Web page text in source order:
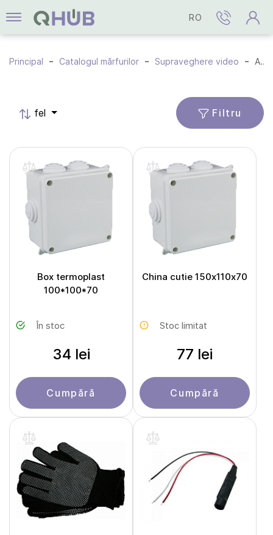
RO
Principal Catalogul mărfurilor Supraveghere video Accesorii
fel Filtru
Box termoplast
100*100*70
În stoc
34 lei
Cumpără
China cutie 150х110x70
Stoc limitat
77 lei
Cumpără